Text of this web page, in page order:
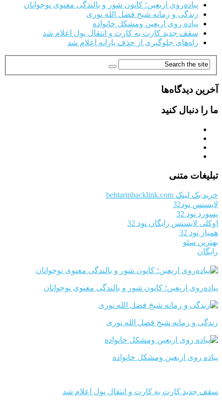
پیاده‌روی اربعین؛ کانون شور و بالندگی معنوی نوجوانان
زندگی و زمانه شیخ فضل الله نوری
پیاده روی اربعین ومشکل خانواده
سقف جدید کارت به کارت و انتقال پول اعلام شد
راه‌های جلوگیری از حذف یارانه اعلام شد
آخرین دیدگاه‌ها
ما را دنبال کنید
تبلیغات متنی
خرید بک لینک behtarinbacklink.com
لایسنس نود32
پسورد نود 32
اوکلی لایسنس رایگان نود 32
همیار نود 32
بهترین سئو
رایگان
پیاده‌روی اربعین؛ کانون شور و بالندگی معنوی نوجوانان
زندگی و زمانه شیخ فضل الله نوری
پیاده روی اربعین ومشکل خانواده
سقف جدید کارت به کارت و انتقال پول اعلام شد